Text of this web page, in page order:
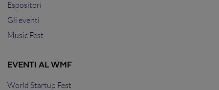
Espositori
Gli eventi
Music Fest
EVENTI AL WMF
World Startup Fest